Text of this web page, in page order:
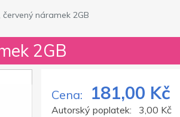
červený náramek 2GB
2GB
Cena: 181,00 Kč
Autorský poplatek: 3,00 Kč